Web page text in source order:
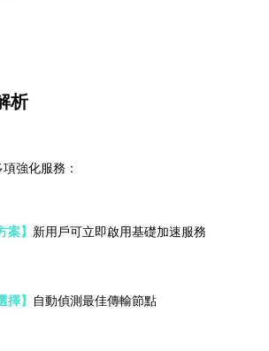
析
強化服務：
案】 新用戶可立即啟用基礎加速服務
擇】 自動偵測最佳傳輸節點